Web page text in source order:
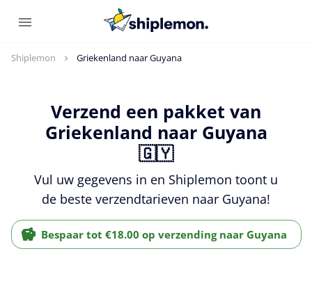
Shiplemon Griekenland naar Guyana
Verzend een pakket van
Griekenland naar Guyana
🇬🇾
Vul uw gegevens in en Shiplemon toont u
de beste verzendtarieven naar Guyana!
Bespaar tot €18.00 op verzending naar Guyana